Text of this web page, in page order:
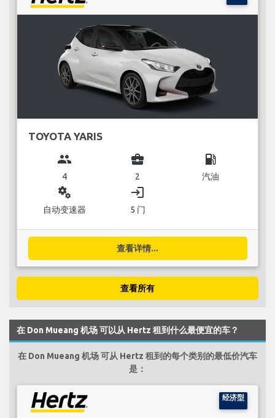
TOYOTA YARIS
group
4
business_center
2
local_gas_station
汽油
miscellaneous_services
自动变速器
login
5 门
查看详情...
查看所有
在 Don Mueang 机场 可以从 Hertz 租到什么最便宜的车？
在 Don Mueang 机场 可从 Hertz 租到的每个类别的最低价汽车
是：
经济型